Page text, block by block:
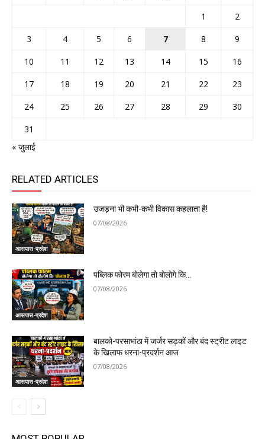
1
2
3
4 5 6 7 8
9
10
11 12 13 14 15
16
17
18 19 20 21 22
23
24
25 26 27 28 29
30
31
« जुलाई
RELATED ARTICLES
आसपास-प्रदेश
उजड़ना भी कभी-कभी विकास कहलाता है!
07/08/2026
आसपास-प्रदेश
पब्लिक फोरम बोलेगा तो बोलोगे कि…
07/08/2026
आसपास-प्रदेश
बालको-परसाभांठा में जर्जर सड़कों और बंद स्ट्रीट लाइट
के खिलाफ धरना-प्रदर्शन आज
07/08/2026